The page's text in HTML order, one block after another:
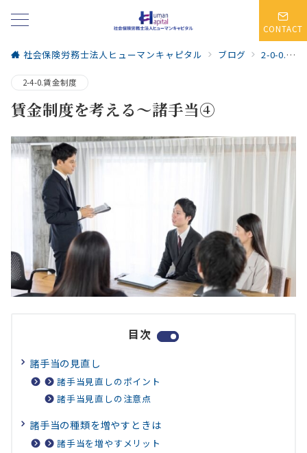
CONTACT
社会保険労務士法人ヒューマンキャピタル ブログ 2-0-0.人事・賃金制度
2-4-0.賃金制度
賃金制度を考える～諸手当④
目次
諸手当の見直し
諸手当見直しのポイント
諸手当見直しの注意点
諸手当の種類を増やすときは
諸手当を増やすメリット